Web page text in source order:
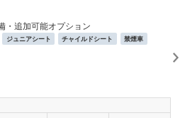
・追加可能オプション
ジュニアシート チャイルドシート 禁煙車